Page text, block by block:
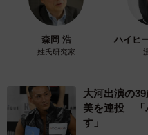
森岡 浩
姓氏研究家
ハイヒ
大河出演の
美を連投 「
す」